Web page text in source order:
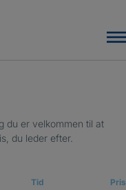
du er velkommen til at
du leder efter.
Tid Pris